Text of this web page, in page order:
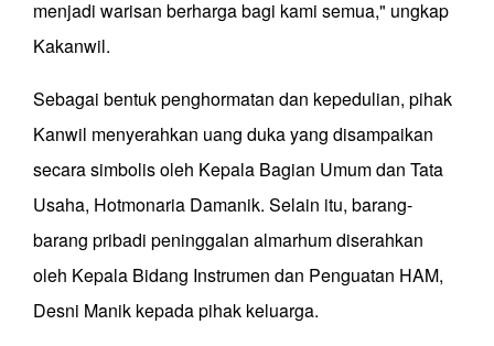
menjadi warisan berharga bagi kami semua," ungkap
Kakanwil.
Sebagai bentuk penghormatan dan kepedulian, pihak
Kanwil menyerahkan uang duka yang disampaikan
secara simbolis oleh Kepala Bagian Umum dan Tata
Usaha, Hotmonaria Damanik. Selain itu, barang-
barang pribadi peninggalan almarhum diserahkan
oleh Kepala Bidang Instrumen dan Penguatan HAM,
Desni Manik kepada pihak keluarga.